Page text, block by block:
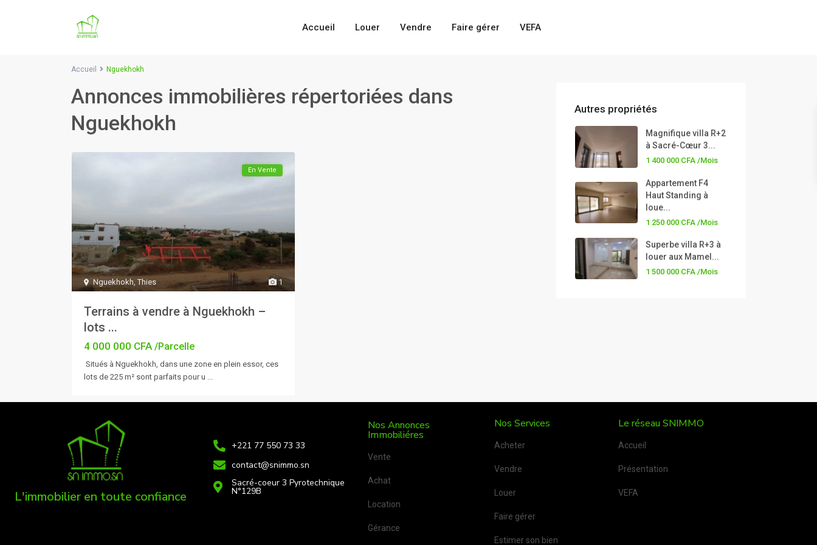
Accueil Louer Vendre Faire gérer VEFA
Accueil Nguekhokh
Annonces immobilières répertoriées dans
Nguekhokh
1
Nguekhokh,Thies
En Vente
Terrains à vendre à Nguekhokh –
lots ...
4 000 000 CFA/Parcelle
Situés à Nguekhokh, dans une zone en plein essor, ces
lots de 225 m² sont parfaits pour u ...
Autres propriétés
Magnifique villa R+2
à Sacré-Cœur 3...
1 400 000 CFA /Mois
Appartement F4
Haut Standing à
loue...
1 250 000 CFA /Mois
Superbe villa R+3 à
louer aux Mamel...
1 500 000 CFA /Mois
L'immobilier en toute confiance
+221 77 550 73 33
contact@snimmo.sn
Sacré-coeur 3 Pyrotechnique
N°129B
Nos Annonces
Immobiliéres
Vente
Achat
Location
Gérance
Nos Services
Acheter
Vendre
Louer
Faire gérer
Estimer son bien
Le réseau SNIMMO
Accueil
Présentation
VEFA